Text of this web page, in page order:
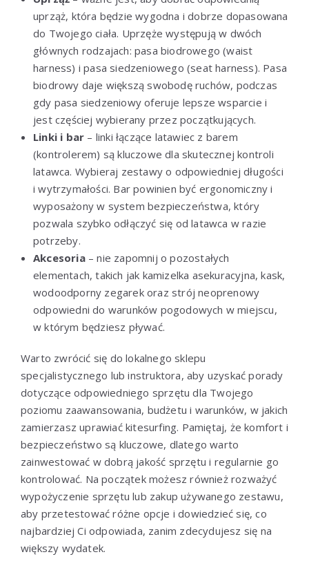
uprząż, która będzie wygodna i dobrze dopasowana
do Twojego ciała. Uprzęże występują w dwóch
głównych rodzajach: pasa biodrowego (waist
harness) i pasa siedzeniowego (seat harness). Pasa
biodrowy daje większą swobodę ruchów, podczas
gdy pasa siedzeniowy oferuje lepsze wsparcie i
jest częściej wybierany przez początkujących.
Linki i bar – linki łączące latawiec z barem
(kontrolerem) są kluczowe dla skutecznej kontroli
latawca. Wybieraj zestawy o odpowiedniej długości
i wytrzymałości. Bar powinien być ergonomiczny i
wyposażony w system bezpieczeństwa, który
pozwala szybko odłączyć się od latawca w razie
potrzeby.
Akcesoria– nie zapomnij o pozostałych
elementach, takich jak kamizelka asekuracyjna, kask,
wodoodporny zegarek oraz strój neoprenowy
odpowiedni do warunków pogodowych w miejscu,
w którym będziesz pływać.
Warto zwrócić się do lokalnego sklepu
specjalistycznego lub instruktora, aby uzyskać porady
dotyczące odpowiedniego sprzętu dla Twojego
poziomu zaawansowania, budżetu i warunków, w jakich
zamierzasz uprawiać kitesurfing. Pamiętaj, że komfort i
bezpieczeństwo są kluczowe, dlatego warto
zainwestować w dobrą jakość sprzętu i regularnie go
kontrolować. Na początek możesz również rozważyć
wypożyczenie sprzętu lub zakup używanego zestawu,
aby przetestować różne opcje i dowiedzieć się, co
najbardziej Ci odpowiada, zanim zdecydujesz się na
większy wydatek.